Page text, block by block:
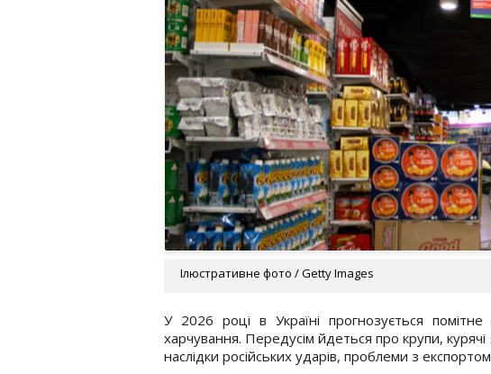
Ілюстративне фото / Getty Images
У 2026 році в Україні прогнозується
харчування. Передусім йдеться про крупи,
наслідки російських ударів, проблеми з